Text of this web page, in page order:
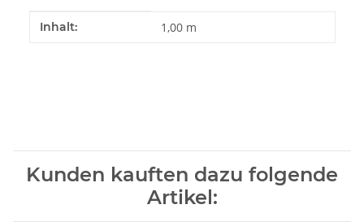
Produkteigenschaft
Wert
Inhalt: 1,00 m
Kunden kauften dazu folgende
Artikel: